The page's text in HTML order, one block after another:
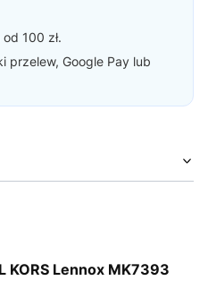
100 zł.
przelew, Google Pay lub
KORS Lennox MK7393